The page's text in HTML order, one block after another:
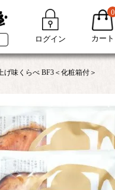
ログイン
0
カート
げ味くらべ BF3＜化粧箱付＞